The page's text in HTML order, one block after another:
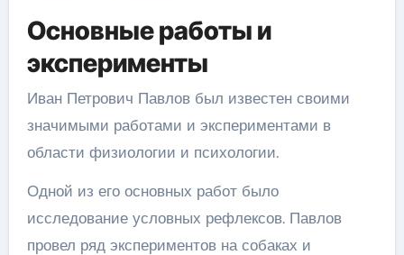
Основные работы и
эксперименты
Иван Петрович Павлов был известен своими
значимыми работами и экспериментами в
области физиологии и психологии.
Одной из его основных работ было
исследование условных рефлексов. Павлов
провел ряд экспериментов на собаках и